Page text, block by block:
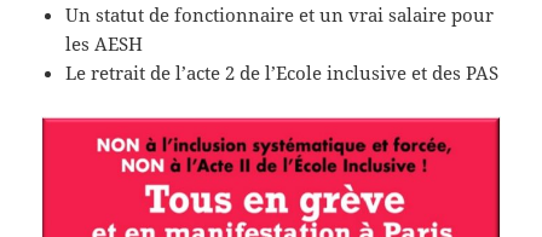
Un statut de fonctionnaire et un vrai salaire pour
les AESH
Le retrait de l’acte 2 de l’Ecole inclusive et des PAS